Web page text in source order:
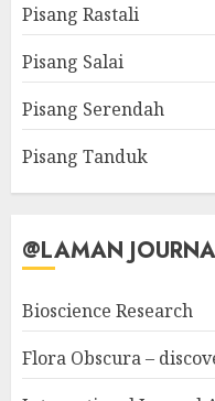
Pisang Rastali
Pisang Salai
Pisang Serendah
Pisang Tanduk
@LAMAN
Bioscience Research
Flora Obscura –